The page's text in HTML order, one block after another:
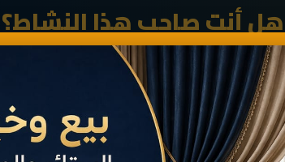
هل أنت صاحب هذا النشاط؟
خدمةمَانِيمَّا